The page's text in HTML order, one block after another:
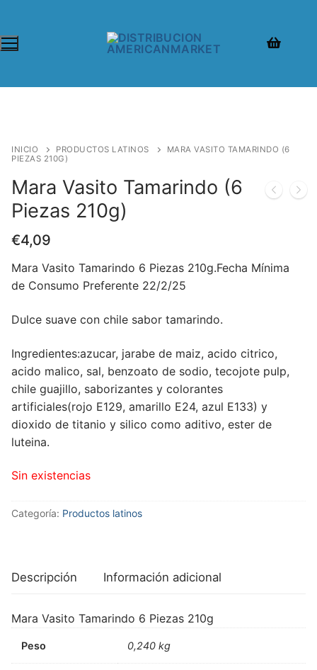
contenido
INICIO PRODUCTOS LATINOS
MARA VASITO TAMARINDO (6
PIEZAS 210G)
Mara Vasito Tamarindo (6
Piezas 210g)
€4,09
Mara Vasito Tamarindo 6 Piezas 210g.Fecha Mínima
de Consumo Preferente 22/2/25
Dulce suave con chile sabor tamarindo.
Ingredientes:azucar, jarabe de maiz, acido citrico,
acido malico, sal, benzoato de sodio, tecojote pulp,
chile guajillo, saborizantes y colorantes
artificiales(rojo E129, amarillo E24, azul E133) y
dioxido de titanio y silico como aditivo, ester de
luteina.
Sin existencias
Categoría: Productos latinos
Descripción Información adicional
Mara Vasito Tamarindo 6 Piezas 210g
Peso 0,240 kg